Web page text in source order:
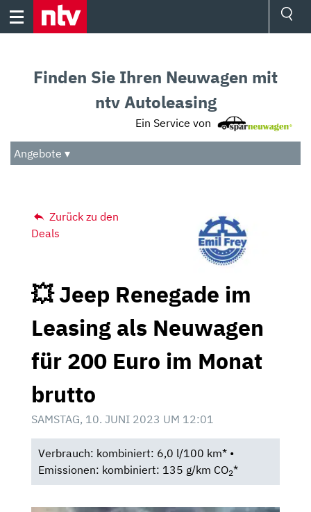
Skip
Audio
Das Beste
Finden Sie Ihren Neuwagen mit
ntv Autoleasing
Ein Service von
Angebote ▾
Zurück zu den
Deals
💥 Jeep Renegade im
Leasing als Neuwagen
für 200 Euro im Monat
brutto
SAMSTAG, 10. JUNI 2023 UM 12:01
Verbrauch: kombiniert: 6,0 l/100 km* •
Emissionen: kombiniert: 135 g/km CO2*